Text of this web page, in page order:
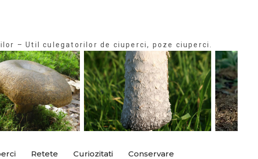
– Util culegatorilor de ciuperci, poze ciuperci.
Retete Curiozitati Conservare